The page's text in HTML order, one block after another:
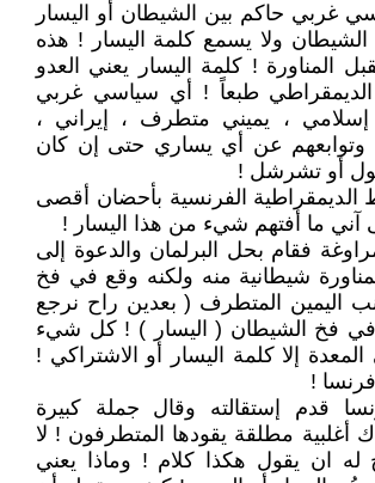
غربي حاكم بين الشيطان أو اليسار
ولا يسمع كلمة اليسار ! هذه
المناورة ! كلمة اليسار يعني العدو
الديمقراطي طبعاً ! أي سياسي غربي
، يميني متطرف ، إيراني ،
وتوابعهم عن أي يساري حتى إن كان
أو تشرشل !
الديمقراطية الفرنسية بأحضان أقصى
آني ما أفتهم شيء من هذا اليسار !
فقام بحل البرلمان والدعوة إلى
شيطانية منه ولكنه وقع في فخ
اليمين المتطرف ( بعدين راح نرجع
فخ الشيطان ( اليسار ) ! كل شيء
إلا كلمة اليسار أو الاشتراكي !
!
قدم إستقالته وقال جملة كبيرة
أغلبية مطلقة يقودها المتطرفون ! لا
ان يقول هكذا كلام ! وماذا يعني